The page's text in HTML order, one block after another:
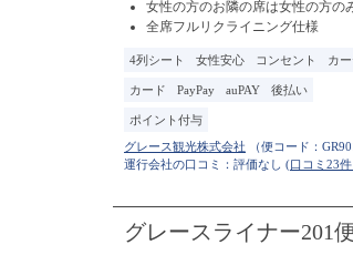
（便コード：
運行会社の口コミ：評価なし (口コミ23件
4列シート 女性安心 コンセント カ
女性の方のお隣の席は女性の方の
全席フルリクライニング仕様
カード PayPay auPAY 後払い
ポイント付与
グレースライナー